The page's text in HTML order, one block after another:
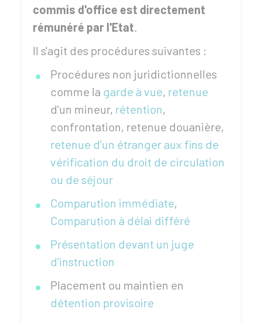
commis d'office est directement
rémunéré par l'Etat.
Il s'agit des procédures suivantes :
Procédures non juridictionnelles
comme la garde à vue, retenue
d'un mineur, rétention,
confrontation, retenue douanière,
retenue d'un étranger aux fins de
vérification du droit de circulation
ou de séjour
Comparution immédiate,
Comparution à délai différé
Présentation devant un juge
d'instruction
Placement ou maintien en
détention provisoire